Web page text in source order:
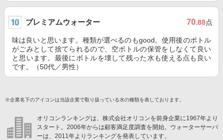
プレミアムウォーター 70.88点
味は良いと思います。種類が選べるのもgood。使用後のボトル
がごみとして捨てられるので、空ボトルの保管をしなくて良い
と思います。最後にボトルを壊して残った水も使える点も良い
です。（50代／男性）
※企業名下のアイコンは当該企業で取り扱っている水の種類を表しております。
オリコンランキングは、株式会社オリコンを前身企業に1967年より
スタート。2006年からは顧客満足度調査を開始。ウォーターサーバ
ーは、2011年よりランキングを発表しています。